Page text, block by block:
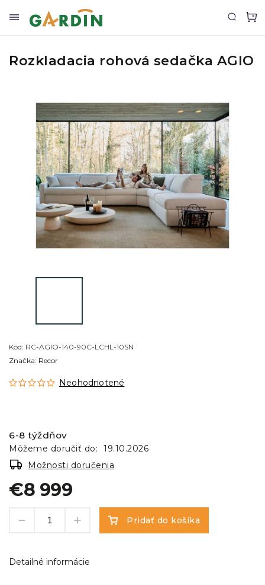
Rozkladacia rohová sedačka AGIO
Kód: RC-AGIO-140-90C-LCHL-10SN
Neohodnotené
Značka: Recor
€8 999
6-8 týždňov
Môžeme doručiť do:
19.10.2026
Možnosti doručenia
Pridať do košíka
Detailné informácie